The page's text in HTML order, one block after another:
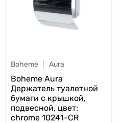
Boheme Aura
Boheme Aura
Держатель туалетной
бумаги с крышкой,
подвесной, цвет:
chrome 10241-CR